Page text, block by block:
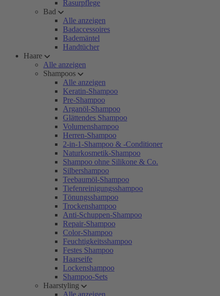
Rasurpflege
Bad
Alle anzeigen
Badaccessoires
Bademäntel
Handtücher
Haare
Alle anzeigen
Shampoos
Alle anzeigen
Keratin-Shampoo
Pre-Shampoo
Arganöl-Shampoo
Glättendes Shampoo
Volumenshampoo
Herren-Shampoo
2-in-1-Shampoo & -Conditioner
Naturkosmetik-Shampoo
Shampoo ohne Silikone & Co.
Silbershampoo
Teebaumöl-Shampoo
Tiefenreinigungsshampoo
Tönungsshampoo
Trockenshampoo
Anti-Schuppen-Shampoo
Repair-Shampoo
Color-Shampoo
Feuchtigkeitsshampoo
Festes Shampoo
Haarseife
Lockenshampoo
Shampoo-Sets
Haarstyling
Alle anzeigen